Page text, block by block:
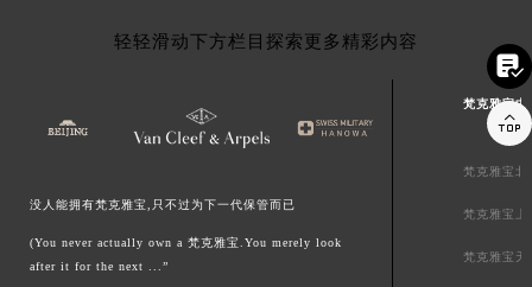
轻轻滑动下方栏目探索更多精彩内容
没人能拥有梵克雅宝,只不过为下一代保管而已
(You never actually own a 梵克雅宝.You merely look
after it for the next ...”
梵克雅宝中
梵克雅宝北
梵克雅宝上
梵克雅宝天

